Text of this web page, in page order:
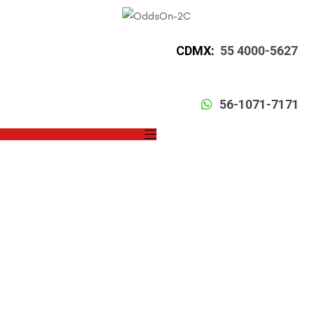
CDMX: 55 4000-5627
56-1071-7171